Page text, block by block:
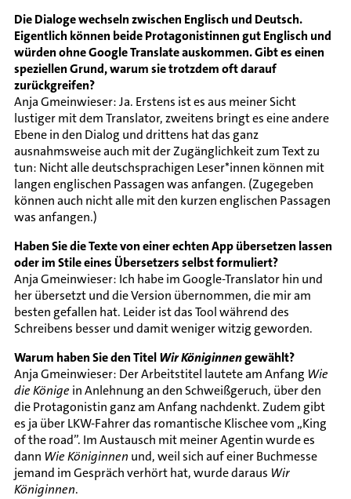
Die Dialoge wechseln zwischen Englisch und Deutsch.
Eigentlich können beide Protagonistinnen gut Englisch und
würden ohne Google Translate auskommen. Gibt es einen
speziellen Grund, warum sie trotzdem oft darauf
zurückgreifen?
Anja Gmeinwieser: Ja. Erstens ist es aus meiner Sicht
lustiger mit dem Translator, zweitens bringt es eine andere
Ebene in den Dialog und drittens hat das ganz
ausnahmsweise auch mit der Zugänglichkeit zum Text zu
tun: Nicht alle deutschsprachigen Leser*innen können mit
langen englischen Passagen was anfangen. (Zugegeben
können auch nicht alle mit den kurzen englischen Passagen
was anfangen.)
Haben Sie die Texte von einer echten App übersetzen lassen
oder im Stile eines Übersetzers selbst formuliert?
Anja Gmeinwieser: Ich habe im Google-Translator hin und
her übersetzt und die Version übernommen, die mir am
besten gefallen hat. Leider ist das Tool während des
Schreibens besser und damit weniger witzig geworden.
Warum haben Sie den TitelWir Königinnengewählt?
Anja Gmeinwieser: Der Arbeitstitel lautete am Anfang Wie
die Königein Anlehnung an den Schweißgeruch, über den
die Protagonistin ganz am Anfang nachdenkt. Zudem gibt
es ja über LKW-Fahrer das romantische Klischee vom „King
of the road”. Im Austausch mit meiner Agentin wurde es
dann Wie Königinnen und, weil sich auf einer Buchmesse
jemand im Gespräch verhört hat, wurde daraus Wir
Königinnen.